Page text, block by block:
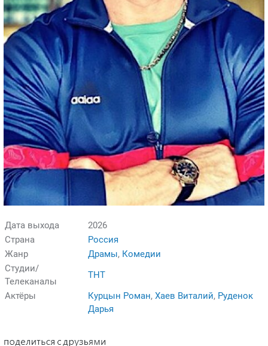
Дата выхода
2026
Страна
Россия
Жанр
Драмы, Комедии
Студии/
Телеканалы
ТНТ
Актёры
Курцын Роман, Хаев Виталий, Руденок
Дарья